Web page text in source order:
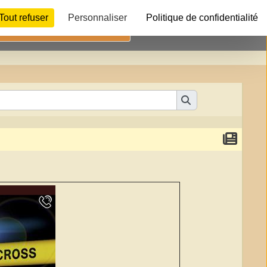
Télécharger
refuser Personnaliser Politique de confidentialité